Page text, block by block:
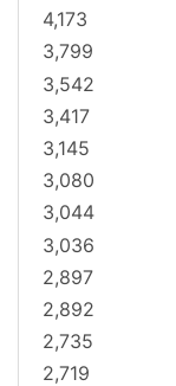
4,173
3,799
3,542
3,417
3,145
3,080
3,044
3,036
2,897
2,892
2,735
2,719